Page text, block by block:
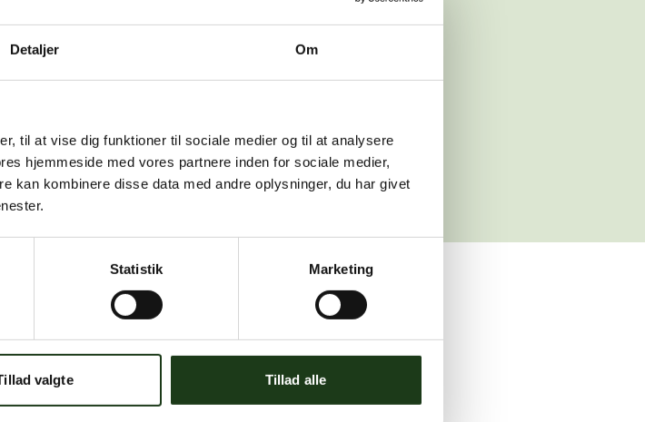
Detaljer Om
til at vise dig funktioner til sociale medier og til at analysere
hjemmeside med vores partnere inden for sociale medier,
kan kombinere disse data med andre oplysninger, du har givet
Statistik Marketing
valgte Tillad alle
Gå tilbage
for hjælp?
os, hvis du har spørgsmål eller brug for assistance.
Find nærmeste afdeling